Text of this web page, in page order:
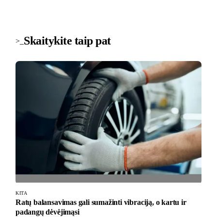
>_ Skaitykite taip pat
KITA
Ratų balansavimas gali sumažinti vibraciją, o kartu ir
padangų dėvėjimąsi